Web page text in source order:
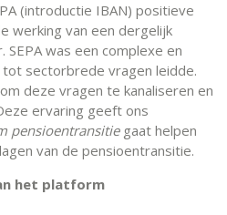
(introductie IBAN) positieve
werking van een dergelijk
was een complexe en
sectorbrede vragen leidde.
deze vragen te kanaliseren en
ervaring geeft ons
pensioentransitiegaat helpen
van de pensioentransitie.
het platform